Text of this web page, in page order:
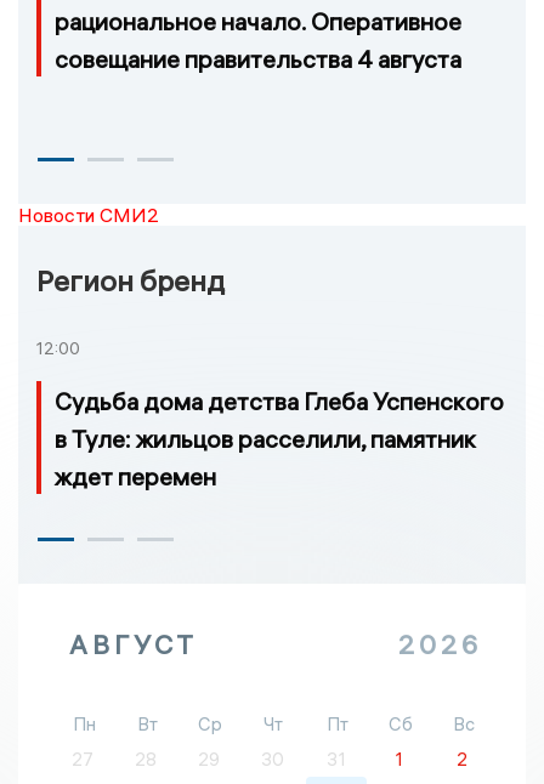
рациональное начало. Оперативное
совещание правительства 4 августа
Новости СМИ2
Регион бренд
12:00
Судьба дома детства Глеба Успенского
в Туле: жильцов расселили, памятник
ждет перемен
АВГУСТ 2026
Пн Вт Ср Чт Пт Сб
Вс
27
28 29 30 31 1
2